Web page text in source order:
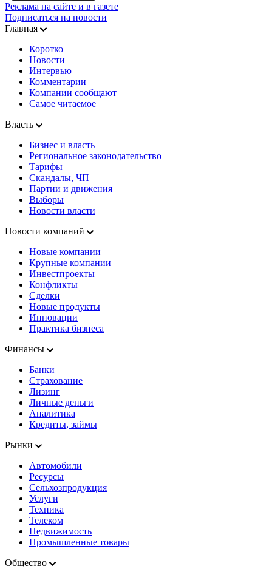
Реклама на сайте и в газете
Подписаться на новости
Главная
Коротко
Новости
Интервью
Комментарии
Компании сообщают
Самое читаемое
Власть
Бизнес и власть
Региональное законодательство
Тарифы
Скандалы, ЧП
Партии и движения
Выборы
Новости власти
Новости компаний
Новые компании
Крупные компании
Инвестпроекты
Конфликты
Сделки
Новые продукты
Инновации
Практика бизнеса
Финансы
Банки
Страхование
Лизинг
Личные деньги
Аналитика
Кредиты, займы
Рынки
Автомобили
Ресурсы
Сельхозпродукция
Услуги
Техника
Телеком
Недвижимость
Промышленные товары
Общество